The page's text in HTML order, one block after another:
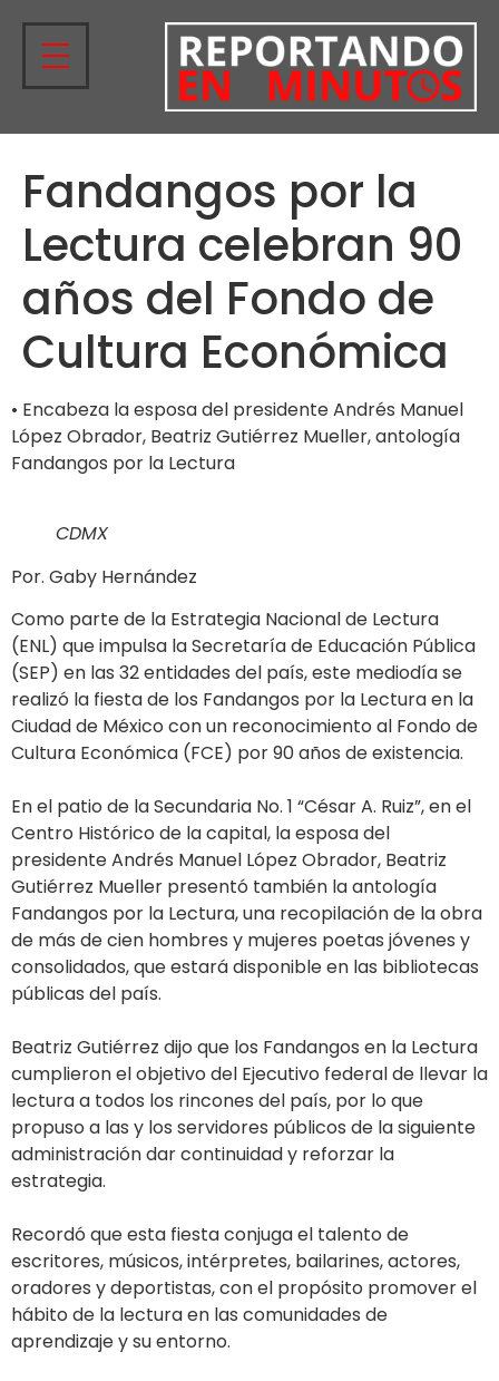
Fandangos por la
Lectura celebran 90
años del Fondo de
Cultura Económica
• Encabeza la esposa del presidente Andrés Manuel
López Obrador, Beatriz Gutiérrez Mueller, antología
Fandangos por la Lectura
CDMX
Por. Gaby Hernández
Como parte de la Estrategia Nacional de Lectura
(ENL) que impulsa la Secretaría de Educación Pública
(SEP) en las 32 entidades del país, este mediodía se
realizó la fiesta de los Fandangos por la Lectura en la
Ciudad de México con un reconocimiento al Fondo de
Cultura Económica (FCE) por 90 años de existencia.
En el patio de la Secundaria No. 1 “César A. Ruiz”, en el
Centro Histórico de la capital, la esposa del
presidente Andrés Manuel López Obrador, Beatriz
Gutiérrez Mueller presentó también la antología
Fandangos por la Lectura, una recopilación de la obra
de más de cien hombres y mujeres poetas jóvenes y
consolidados, que estará disponible en las bibliotecas
públicas del país.
Beatriz Gutiérrez dijo que los Fandangos en la Lectura
cumplieron el objetivo del Ejecutivo federal de llevar la
lectura a todos los rincones del país, por lo que
propuso a las y los servidores públicos de la siguiente
administración dar continuidad y reforzar la
estrategia.
Recordó que esta fiesta conjuga el talento de
escritores, músicos, intérpretes, bailarines, actores,
oradores y deportistas, con el propósito promover el
hábito de la lectura en las comunidades de
aprendizaje y su entorno.